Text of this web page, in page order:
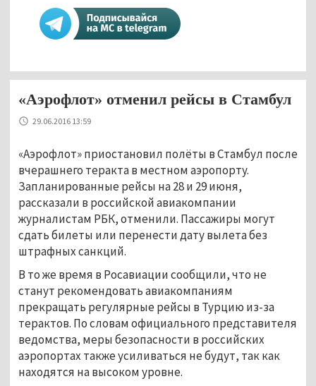
«Аэрофлот» отменил рейсы в Стамбул
29.06.2016 13:59
«Аэрофлот» приостановил полёты в Стамбул после
вчерашнего теракта в местном аэропорту.
Запланированные рейсы на 28 и 29 июня,
рассказали в российской авиакомпании
журналистам РБК, отменили. Пассажиры могут
сдать билеты или перенести дату вылета без
штрафных санкций.
В то же время в Росавиации сообщили, что не
станут рекомендовать авиакомпаниям
прекращать регулярные рейсы в Турцию из-за
терактов. По словам официального представителя
ведомства, меры безопасности в российских
аэропортах также усиливаться не будут, так как
находятся на высоком уровне.